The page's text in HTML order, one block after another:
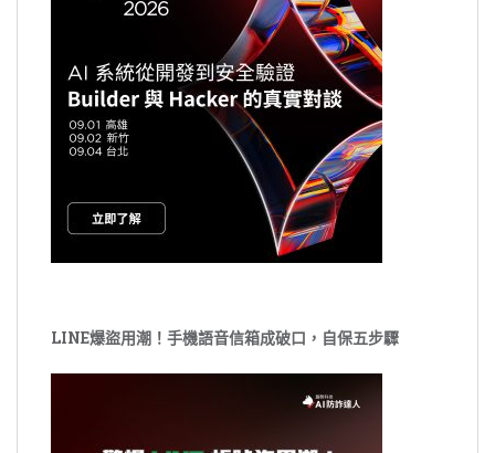
LINE爆盜用潮！手機語音信箱成破口，自保五步驟